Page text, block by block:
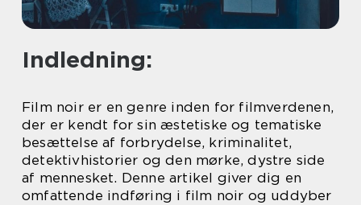
Indledning:
Film noir er en genre inden for filmverdenen,
der er kendt for sin æstetiske og tematiske
besættelse af forbrydelse, kriminalitet,
detektivhistorier og den mørke, dystre side
af mennesket. Denne artikel giver dig en
omfattende indføring i film noir og uddyber